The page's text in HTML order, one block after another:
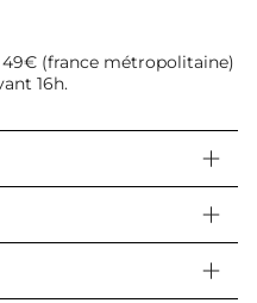
(france métropolitaine)
16h.